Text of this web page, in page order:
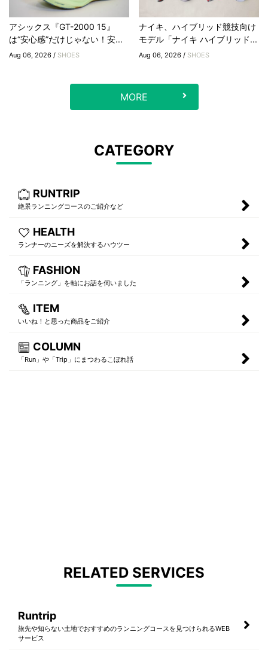
アシックス『GT-2000 15』
は“安心感”だけじゃない！安...
Aug 06, 2026 / SHOES
ナイキ、ハイブリッド競技向け
モデル「ナイキ ハイブリッド...
Aug 06, 2026 / SHOES
MORE
CATEGORY
RUNTRIP
絶景ランニングコースのご紹介など
HEALTH
ランナーのニーズを解決するハウツー
FASHION
「ランニング」を軸にお話を伺いました
ITEM
いいね！と思った商品をご紹介
COLUMN
「Run」や「Trip」にまつわるこぼれ話
RELATED SERVICES
Runtrip
旅先や知らない土地でおすすめのランニングコースを見つけられるWEB
サービス